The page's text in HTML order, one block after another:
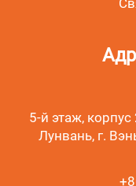
5-й этаж,
Лунвань, г.